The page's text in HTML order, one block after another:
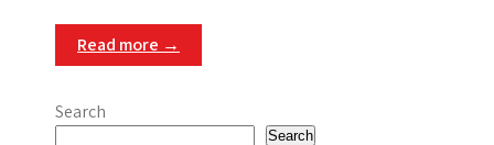
Read more →
Search
Search